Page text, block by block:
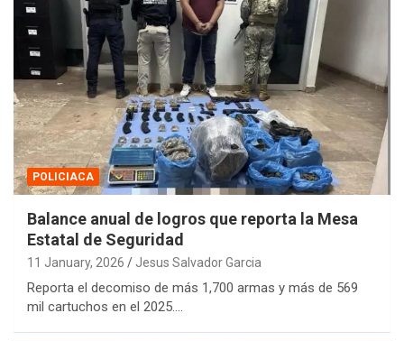
POLICIACA
Balance anual de logros que reporta la Mesa
Estatal de Seguridad
11 January, 2026 Jesus Salvador Garcia
Reporta el decomiso de más 1,700 armas y más de 569
mil cartuchos en el 2025.…